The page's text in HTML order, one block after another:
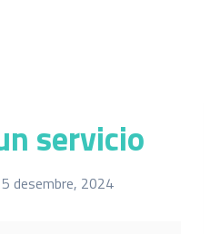
servicio
desembre, 2024